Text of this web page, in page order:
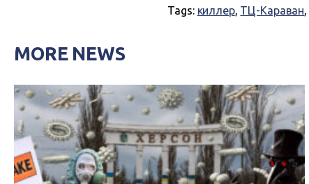
Tags: киллер, ТЦ-Караван,
MORE NEWS